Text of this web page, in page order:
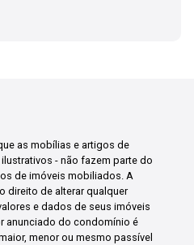
as mobílias e artigos de
- não fazem parte do
de imóveis mobiliados. A
direito de alterar qualquer
e dados de seus imóveis
anunciado do condomínio é
menor ou mesmo passível